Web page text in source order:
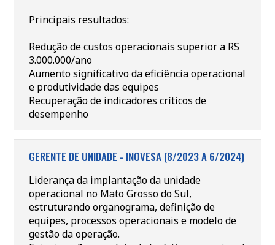
Principais resultados:
Redução de custos operacionais superior a RS
3.000.000/ano
Aumento significativo da eficiência operacional
e produtividade das equipes
Recuperação de indicadores críticos de
desempenho
GERENTE DE UNIDADE - INOVESA (8/2023 A 6/2024)
Liderança da implantação da unidade
operacional no Mato Grosso do Sul,
estruturando organograma, definição de
equipes, processos operacionais e modelo de
gestão da operação.